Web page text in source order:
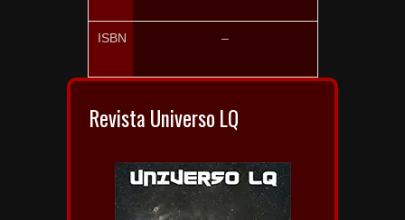
ISBN –
Revista Universo LQ